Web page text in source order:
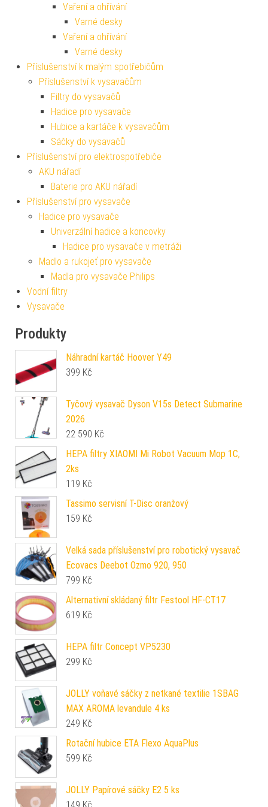
Vaření a ohřívání
Varné desky
Vaření a ohřívání
Varné desky
Příslušenství k malým spotřebičům
Příslušenství k vysavačům
Filtry do vysavačů
Hadice pro vysavače
Hubice a kartáče k vysavačům
Sáčky do vysavačů
Příslušenství pro elektrospotřebiče
AKU nářadí
Baterie pro AKU nářadí
Příslušenství pro vysavače
Hadice pro vysavače
Univerzální hadice a koncovky
Hadice pro vysavače v metráži
Madlo a rukojeť pro vysavače
Madla pro vysavače Philips
Vodní filtry
Vysavače
Produkty
Náhradní kartáč Hoover Y49
399 Kč
Tyčový vysavač Dyson V15s Detect Submarine
2026
22 590 Kč
HEPA filtry XIAOMI Mi Robot Vacuum Mop 1C,
2ks
119 Kč
Tassimo servisní T-Disc oranžový
159 Kč
Velká sada příslušenství pro robotický vysavač
Ecovacs Deebot Ozmo 920, 950
799 Kč
Alternativní skládaný filtr Festool HF-CT17
619 Kč
HEPA filtr Concept VP5230
299 Kč
JOLLY voňavé sáčky z netkané textilie 1SBAG
MAX AROMA levandule 4 ks
249 Kč
Rotační hubice ETA Flexo AquaPlus
599 Kč
JOLLY Papírové sáčky E2 5 ks